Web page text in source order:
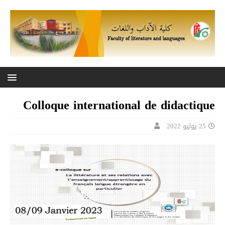
Colloque international de didactique
25 يوليو 2022